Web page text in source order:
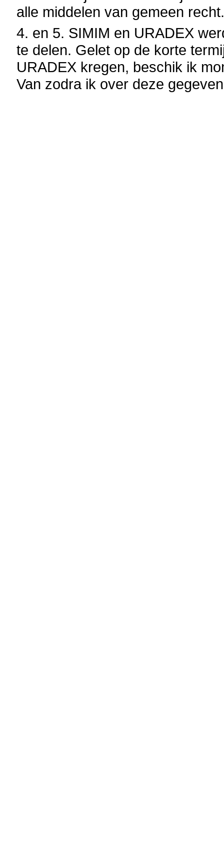
alle middelen van gemeen
4. en 5. SIMIM en URADEX
te delen. Gelet op de korte
URADEX kregen, beschik ik
Van zodra ik over deze